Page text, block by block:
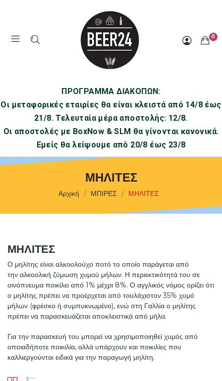
0
ΠΡΟΓΡΑΜΜΑ ΔΙΑΚΟΠΩΝ:
Οι μεταφορικές εταιρίες θα είναι κλειστά από 14/8 έως
21/8. Τελευταία μέρα αποστολής: 12/8.
Οι αποστολές με BoxNow & SLM θα γίνονται κανονικά.
Εμείς θα λείψουμε από 20/8 έως 23/8
ΜΗΛΙΤΕΣ
Αρχική ΜΠΙΡΕΣ ΜΗΛΙΤΕΣ
ΜΗΛΙΤΕΣ
Ο μηλίτης είναι αλκοολούχο ποτό το οποίο παράγεται από
την αλκοολική ζύμωση χυμού μήλων. Η περιεκτικότητά του σε
οινόπνευμα ποικίλει από 1% μέχρι 8%. Ο αγγλικός νόμος ορίζει ότι
ο μηλίτης πρέπει να προέρχεται από τουλάχιστον 35% χυμό
μήλων (φρέσκο ή συμπυκνωμένο), ενώ στη Γαλλία ο μηλίτης
πρέπει να παρασκευάζεται αποκλειστικά από μήλα.
Για την παρασκευή του μπορεί να χρησιμοποιηθεί χυμός από
οποιαδήποτε ποικιλία, αλλά υπάρχουν και ποικιλίες που
καλλιεργούνται ειδικά για την παραγωγή μηλίτη.